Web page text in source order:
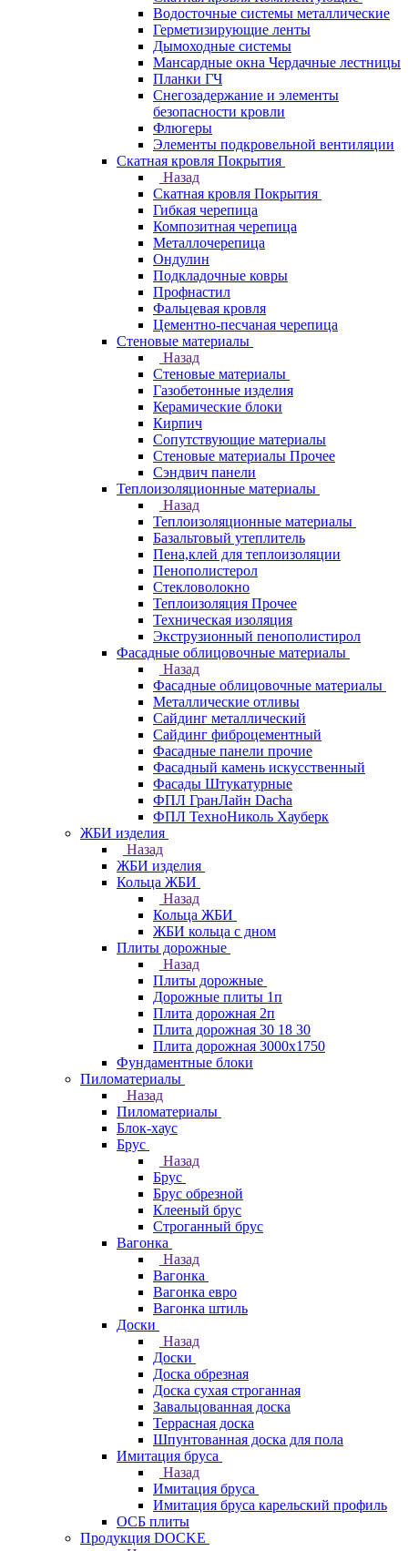
Водосточные системы металлические
Герметизирующие ленты
Дымоходные системы
Мансардные окна Чердачные лестницы
Планки ГЧ
Снегозадержание и элементы
безопасности кровли
Флюгеры
Элементы подкровельной вентиляции
Скатная кровля Покрытия
Назад
Скатная кровля Покрытия
Гибкая черепица
Композитная черепица
Металлочерепица
Ондулин
Подкладочные ковры
Профнастил
Фальцевая кровля
Цементно-песчаная черепица
Стеновые материалы
Назад
Стеновые материалы
Газобетонные изделия
Керамические блоки
Кирпич
Сопутствующие материалы
Стеновые материалы Прочее
Сэндвич панели
Теплоизоляционные материалы
Назад
Теплоизоляционные материалы
Базальтовый утеплитель
Пена,клей для теплоизоляции
Пенополистерол
Стекловолокно
Теплоизоляция Прочее
Техническая изоляция
Экструзионный пенополистирол
Фасадные облицовочные материалы
Назад
Фасадные облицовочные материалы
Металлические отливы
Сайдинг металлический
Сайдинг фиброцементный
Фасадные панели прочие
Фасадный камень искусственный
Фасады Штукатурные
ФПЛ ГранЛайн Dacha
ФПЛ ТехноНиколь Хауберк
ЖБИ изделия
Назад
ЖБИ изделия
Кольца ЖБИ
Назад
Кольца ЖБИ
ЖБИ кольца с дном
Плиты дорожные
Назад
Плиты дорожные
Дорожные плиты 1п
Плита дорожная 2п
Плита дорожная 30 18 30
Плита дорожная 3000х1750
Фундаментные блоки
Пиломатериалы
Назад
Пиломатериалы
Блок-хаус
Брус
Назад
Брус
Брус обрезной
Клееный брус
Строганный брус
Вагонка
Назад
Вагонка
Вагонка евро
Вагонка штиль
Доски
Назад
Доски
Доска обрезная
Доска сухая строганная
Завальцованная доска
Террасная доска
Шпунтованная доска для пола
Имитация бруса
Назад
Имитация бруса
Имитация бруса карельский профиль
ОСБ плиты
Продукция DOCKE